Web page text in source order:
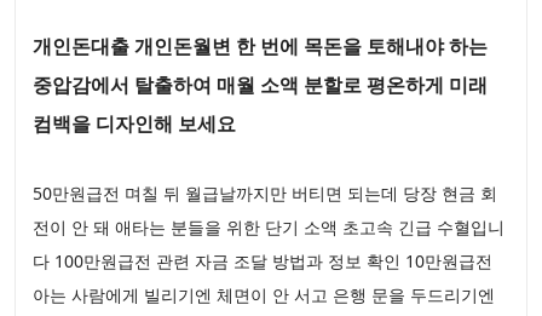
개인돈대출 개인돈월변 한 번에 목돈을 토해내야 하는
중압감에서 탈출하여 매월 소액 분할로 평온하게 미래
컴백을 디자인해 보세요
50만원급전 며칠 뒤 월급날까지만 버티면 되는데 당장 현금 회
전이 안 돼 애타는 분들을 위한 단기 소액 초고속 긴급 수혈입니
다 100만원급전 관련 자금 조달 방법과 정보 확인 10만원급전
아는 사람에게 빌리기엔 체면이 안 서고 은행 문을 두드리기엔